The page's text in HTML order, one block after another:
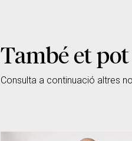
També et
Consulta a continuació altres